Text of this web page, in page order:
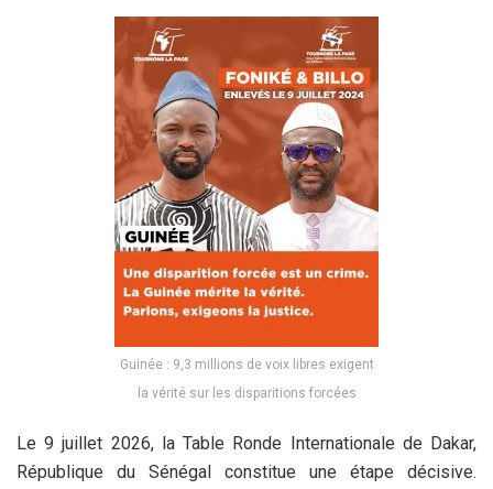
Guinée : 9,3 millions de voix libres exigent
la vérité sur les disparitions forcées
Le 9 juillet 2026, la Table Ronde Internationale de Dakar,
République du Sénégal constitue une étape décisive.